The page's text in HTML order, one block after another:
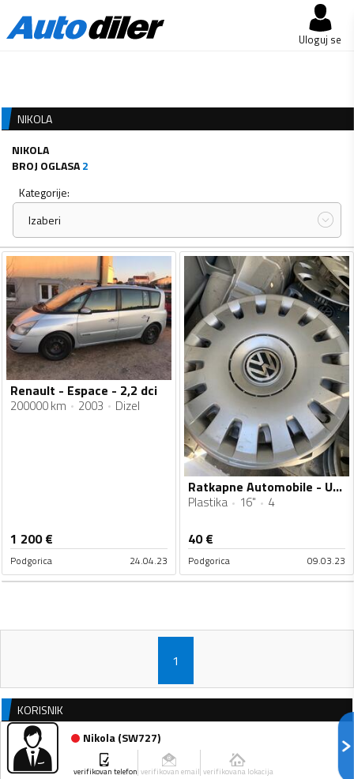
Uloguj se
NIKOLA
NIKOLA
BROJ OGLASA2
Kategorije:
Izaberi
Renault - Espace - 2,2 dci
200000 km 2003 Dizel
1 200€
Podgorica 24.04.23
Ratkapne Automobile - Univerzalno - 16" - 4 kom.
Plastika 16" 4
40€
Podgorica 09.03.23
1
KORISNIK
Nikola(SW727)
verifikovan telefon verifikovan email verifikovana lokacija